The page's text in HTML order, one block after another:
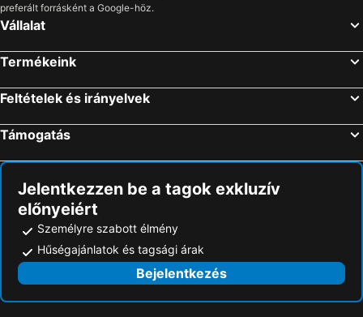
preferált forrásként a Google-höz.
Vállalat
Termékeink
Feltételek és irányelvek
Támogatás
Jelentkezzen be a tagok exkluzív
előnyeiért
Személyre szabott élmény
Hűségajánlatok és tagsági árak
Bejelentkezés